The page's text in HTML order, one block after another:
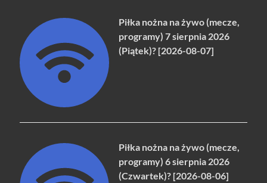
Piłka nożna na żywo (mecze,
programy) 7 sierpnia 2026
(Piątek)? [2026-08-07]
Piłka nożna na żywo (mecze,
programy) 6 sierpnia 2026
(Czwartek)? [2026-08-06]